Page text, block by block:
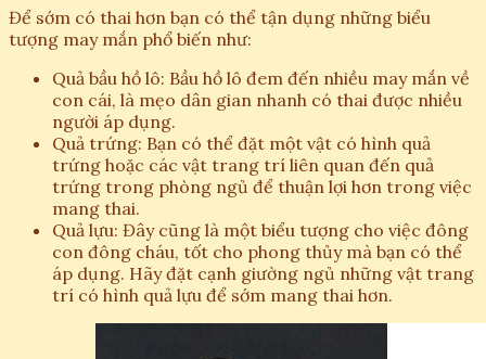
Để sớm có thai hơn bạn có thể tận dụng những biểu
tượng may mắn phổ biến như:
Quả bầu hồ lô: Bầu hồ lô đem đến nhiều may mắn về
con cái, là mẹo dân gian nhanh có thai được nhiều
người áp dụng.
Quả trứng: Bạn có thể đặt một vật có hình quả
trứng hoặc các vật trang trí liên quan đến quả
trứng trong phòng ngủ để thuận lợi hơn trong việc
mang thai.
Quả lựu: Đây cũng là một biểu tượng cho việc đông
con đông cháu, tốt cho phong thủy mà bạn có thể
áp dụng. Hãy đặt cạnh giường ngủ những vật trang
trí có hình quả lựu để sớm mang thai hơn.